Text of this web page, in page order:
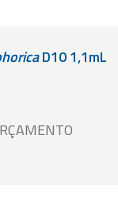
D10 1,1mL